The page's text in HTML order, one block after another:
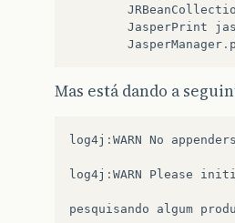
JasperPrint
JasperManager .
Mas está dando a
log4j : WARN No appenders
log4j : WARN Please
pesquisando algum